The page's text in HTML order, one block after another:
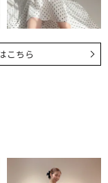
こちら